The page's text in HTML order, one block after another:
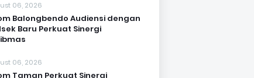
06, 2026
Balongbendo Audiensi dengan
Baru Perkuat Sinergi
06, 2026
Taman Perkuat Sinergi